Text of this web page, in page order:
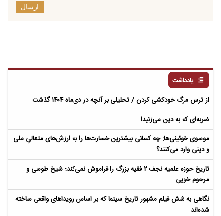
ارسال
یادداشت
از ترس مرگ خودکشی کردن / تحلیلی بر آنچه در دی‌ماه ۱۴۰۴ گذشت
ضربه‌ای که به دین می‌زنید!
موسوی خوئینی‌ها: چه کسانی بیشترین خسارت‌ها را به ارزش‌های متعالیِ ملی
و دینی وارد می‌کنند؟
تاریخ حوزه علمیه نجف ۲ فقیه بزرگ را فراموش نمی‌کند؛ شیخ طوسی و
مرحوم خویی
نگاهی به شش فیلم مشهور تاریخ سینما که بر اساس رویداهای واقعی ساخته
شده‌اند